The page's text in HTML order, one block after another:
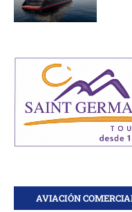
AVIACIÓN